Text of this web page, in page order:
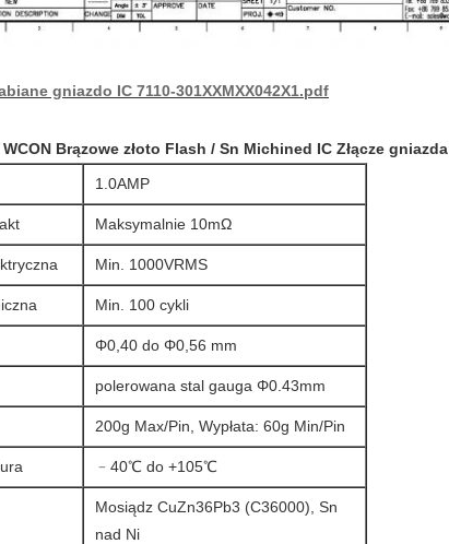
gniazdo IC 7110-301XXMXX042X1.pdf
WCON Brązowe złoto Flash / Sn Michined IC Złącze gniazda
1.0AMP
Maksymalnie 10mΩ
Min. 1000VRMS
Min. 100 cykli
Φ0,40 do Φ0,56 mm
polerowana stal gauga Φ0.43mm
200g Max/Pin, Wypłata: 60g Min/Pin
﹣40℃ do +105℃
Mosiądz CuZn36Pb3 (C36000), Sn
nad Ni